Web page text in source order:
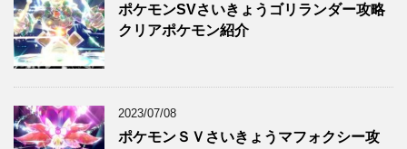
ポケモンSVさいきょうゴリランダー攻略
クリアポケモン紹介
2023/07/08
ポケモンＳＶさいきょうマフォクシー攻